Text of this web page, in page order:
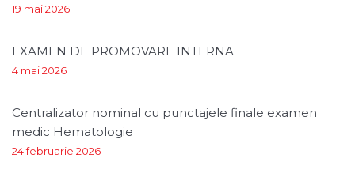
19 mai 2026
EXAMEN DE PROMOVARE INTERNA
4 mai 2026
Centralizator nominal cu punctajele finale examen
medic Hematologie
24 februarie 2026